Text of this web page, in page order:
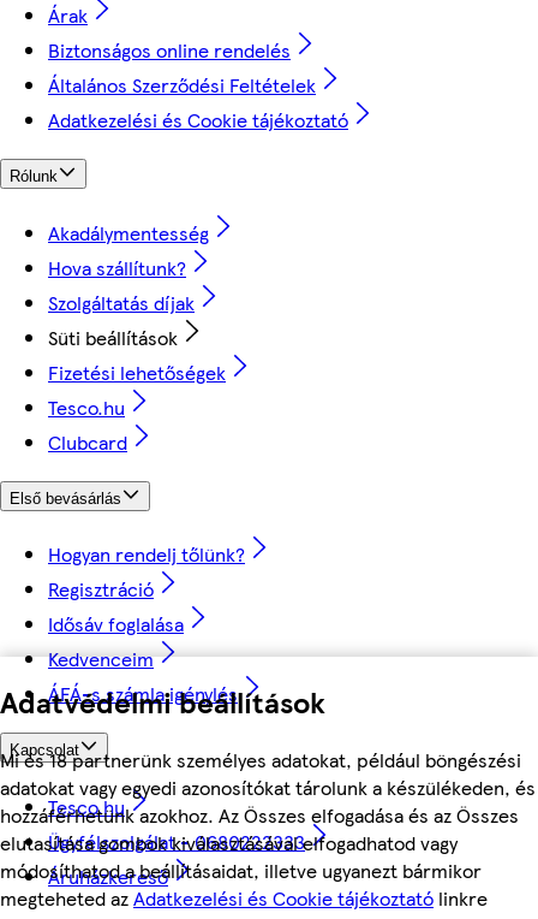
Adatvédelmi beállítások
Mi és 18 partnerünk személyes adatokat, például böngészési
adatokat vagy egyedi azonosítókat tárolunk a készülékeden, és
hozzáférhetünk azokhoz. Az Összes elfogadása és az Összes
elutasítása gombok kiválasztásával elfogadhatod vagy
módosíthatod a beállításaidat, illetve ugyanezt bármikor
megteheted azAdatkezelési és Cookie tájékoztató linkre
Árak
Biztonságos online rendelés
Általános Szerződési Feltételek
Adatkezelési és Cookie tájékoztató
Rólunk
Akadálymentesség
Hova szállítunk?
Szolgáltatás díjak
Süti beállítások
Fizetési lehetőségek
Tesco.hu
Clubcard
Első bevásárlás
Hogyan rendelj tőlünk?
Regisztráció
Idősáv foglalása
Kedvenceim
ÁFÁ-s számla igénylés
Kapcsolat
Tesco.hu
Ügyfélszolgálat - 0680222333
Áruházkereső